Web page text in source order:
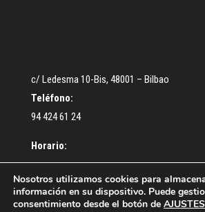
c/ Ledesma 10-Bis, 48001 – Bilbao
Teléfono:
94 424 61 24
Horario:
De lunes a Jueves: De 9:30 a 13:00 – De
Viernes: De 9:00 a 14:00 h.
Nosotros utilizamos cookies para
información en su dispositivo. Puede
consentimiento desde el botón de AJUSTES